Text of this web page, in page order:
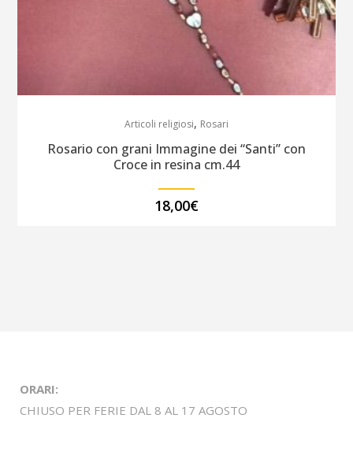
Articoli religiosi, Rosari
Rosario con grani Immagine dei “Santi” con
Croce in resina cm.44
18,00€
ORARI:
CHIUSO PER FERIE DAL 8 AL 17 AGOSTO